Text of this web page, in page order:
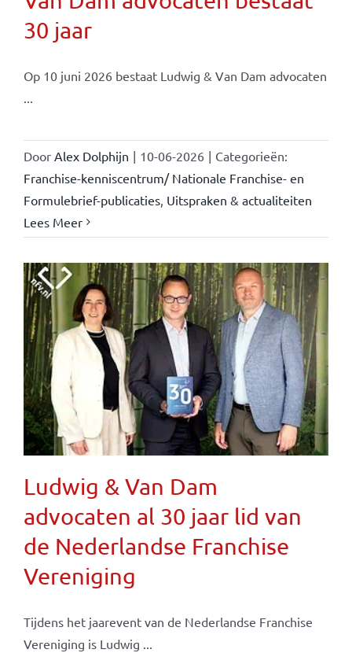
30 jaar
Op 10 juni 2026 bestaat Ludwig & Van Dam advocaten
...
Door Alex Dolphijn | 10-06-2026 | Categorieën:
Franchise-kenniscentrum/ Nationale Franchise- en
Formulebrief-publicaties, Uitspraken & actualiteiten
Lees Meer
Ludwig & Van Dam
advocaten al 30 jaar lid van
de Nederlandse Franchise
Vereniging
Tijdens het jaarevent van de Nederlandse Franchise
Vereniging is Ludwig ...